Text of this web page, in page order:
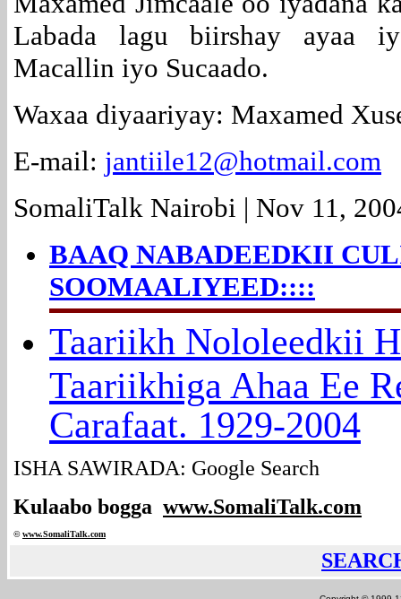
Labada lagu biirshay ayaa
Macallin iyo Sucaado.
Waxaa diyaariyay: Maxamed
E-mail: jantiile12@hotmail.com
SomaliTalk Nairobi | Nov 11,
BAAQ NABADEEDKII
SOOMAALIYEED::::
Taariikh Nololeedkii
Taariikhiga Ahaa Ee
Carafaat. 1929-2004
ISHA SAWIRADA: Google Search
Kulaabo bogga www.SomaliTalk.com
©www.SomaliTalk.com